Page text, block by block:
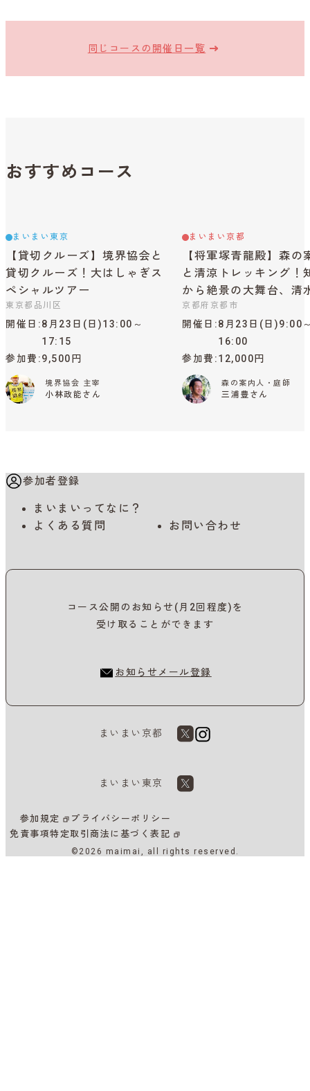
同じコースの開催日一覧
おすすめコース
まいまい東京
【貸切クルーズ】境界協会と
貸切クルーズ！大はしゃぎス
ペシャルツアー
東京都品川区
開催日
8月23日(日)13:00～
17:15
参加費 9,500円
境界協会 主宰
小林政能さん
まいまい京都
【将軍塚青龍殿】森の
と清涼トレッキング！
から絶景の大舞台、清
京都府京都市
開催日
8月23日(日)9:00
16:00
参加費 12,000円
森の案内人・庭師
三浦豊さん
参加者登録
まいまいってなに？
よくある質問
お問い合わせ
コース公開のお知らせ(月2回程度)を
受け取ることができます
お知らせメール登録
まいまい京都
まいまい東京
参加規定
プライバシーポリシー
免責事項特定取引商法に基づく表記
©2026 maimai, all rights reserved.